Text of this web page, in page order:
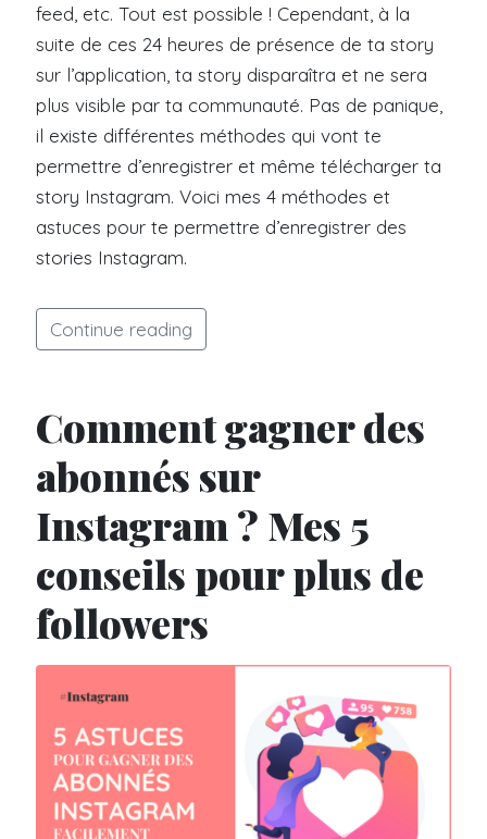
feed, etc. Tout est possible ! Cependant, à la
suite de ces 24 heures de présence de ta story
sur l’application, ta story disparaîtra et ne sera
plus visible par ta communauté. Pas de panique,
il existe différentes méthodes qui vont te
permettre d’enregistrer et même télécharger ta
story Instagram. Voici mes 4 méthodes et
astuces pour te permettre d’enregistrer des
stories Instagram.
Continue reading
Comment gagner des
abonnés sur
Instagram ? Mes 5
conseils pour plus de
followers